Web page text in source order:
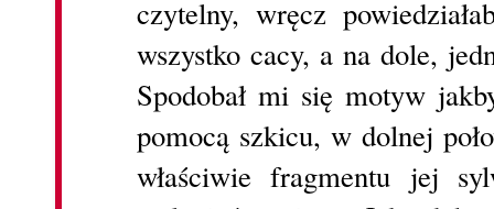
czytelny, wręcz
wszystko cacy, a na dole,
Spodobał mi się motyw
pomocą szkicu, w dolnej
właściwie fragmentu jej